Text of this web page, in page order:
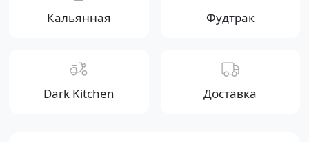
Кальянная Фудтрак
Dark Kitchen Доставка